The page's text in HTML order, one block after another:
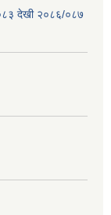
देखी २०८६/०८७